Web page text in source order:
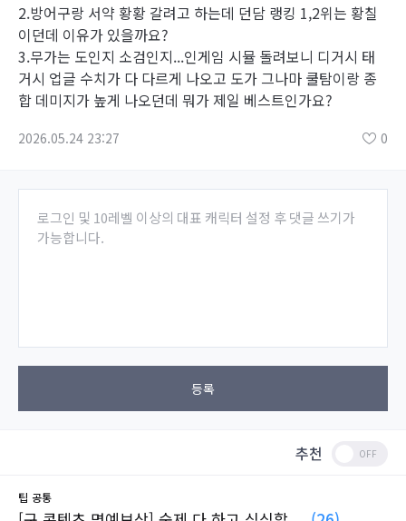
2.방어구랑 서약 황황 갈려고 하는데 던담 랭킹 1,2위는 황칠
이던데 이유가 있을까요?
3.무가는 도인지 소검인지...인게임 시뮬 돌려보니 디거시 태
거시 업글 수치가 다 다르게 나오고 도가 그나마 쿨탐이랑 종
합 데미지가 높게 나오던데 뭐가 제일 베스트인가요?
2026.05.24 23:27 0
로그인 및 10레벨 이상의 대표 캐릭터 설정 후 댓글 쓰기가
가능합니다.
등록
추천
팁 공통